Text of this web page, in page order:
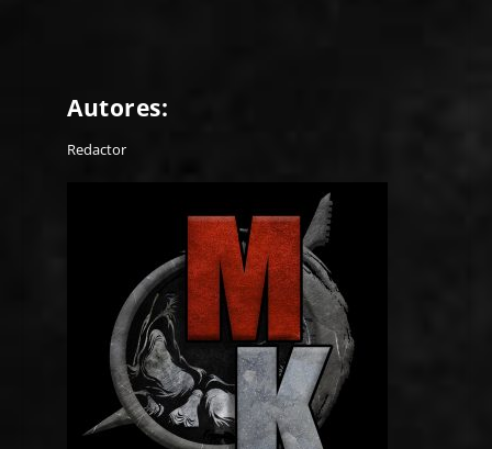
Autores:
Redactor